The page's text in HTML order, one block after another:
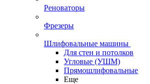
Реноваторы
Фрезеры
Шлифовальные машины
Для стен и потолков
Угловые (УШМ)
Прямошлифовальные
Еще